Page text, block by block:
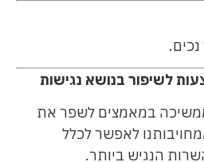
לשיפור בנושא נגישות
ממשיכה במאמצים לשפר את
לאפשר לכלל
הנגיש ביותר.